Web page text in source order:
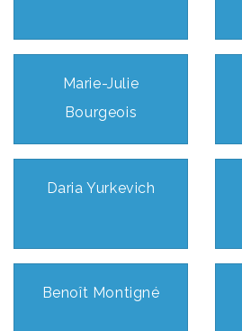
Marie-Julie
Bourgeois
Daria Yurkevich
Benoît Montigné